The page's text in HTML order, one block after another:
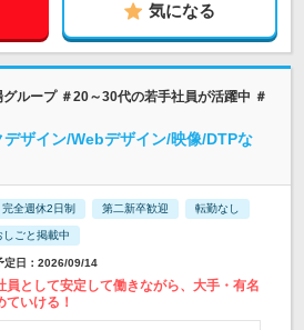
気になる
ループ ＃20～30代の若手社員が活躍中 ＃
デザイン/Webデザイン/映像/DTPな
完全週休2日制 第二新卒歓迎 転勤なし
しごと掲載中
日：2026/09/14
員として安定して働きながら、大手・有名
いける！